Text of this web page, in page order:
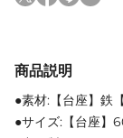
商品説明
●素材:【台座】鉄
●サイズ:【台座